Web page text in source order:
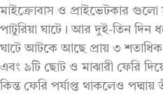
মাইক্রোবাস ও প্রাইভেটকার গুলো
পাটুরিয়া ঘাটে। আর দুই-তিন দিন
ঘাটে আটকে আছে প্রায় ৩ শতাধিক
এবং ৯টি ছোট ও মাঝারী ফেরি
কিন্ত ফেরি পর্যাপ্ত থাকলেও